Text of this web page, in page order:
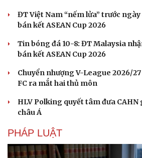
ĐT Việt Nam “nếm lửa” trước
bán kết ASEAN Cup 2026
Tin bóng đá 10-8: ĐT Malaysia
bán kết ASEAN Cup 2026
Chuyển nhượng V-League 2026/
FC ra mắt hai thủ môn
HLV Polking quyết tâm đưa CAHN
châu Á
PHÁP LUẬT